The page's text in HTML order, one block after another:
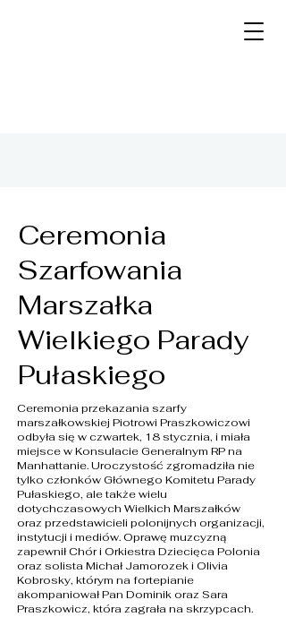
Ceremonia
Szarfowania
Marszałka
Wielkiego Parady
Pułaskiego
Ceremonia przekazania szarfy
marszałkowskiej Piotrowi Praszkowiczowi
odbyła się w czwartek, 18 stycznia, i miała
miejsce w Konsulacie Generalnym RP na
Manhattanie. Uroczystość zgromadziła nie
tylko członków Głównego Komitetu Parady
Pułaskiego, ale także wielu
dotychczasowych Wielkich Marszałków
oraz przedstawicieli polonijnych organizacji,
instytucji i mediów. Oprawę muzcyzną
zapewnił Chór i Orkiestra Dziecięca Polonia
oraz solista Michał Jamorozek i Olivia
Kobrosky, którym na fortepianie
akompaniował Pan Dominik oraz Sara
Praszkowicz, która zagrała na skrzypcach.